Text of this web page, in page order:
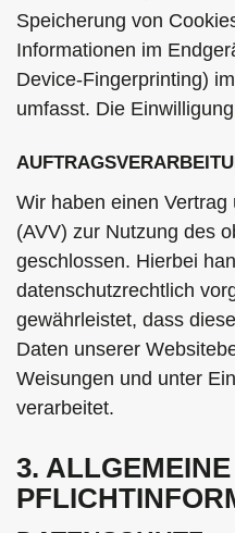
Speicherung von
Informationen im
Device-Fingerprinting)
umfasst. Die
Wir haben einen
(AVV) zur Nutzung des
geschlossen. Hierbei
datenschutzrechtlich
gewährleistet, dass
Daten unserer
Weisungen und unter
verarbeitet.
3.